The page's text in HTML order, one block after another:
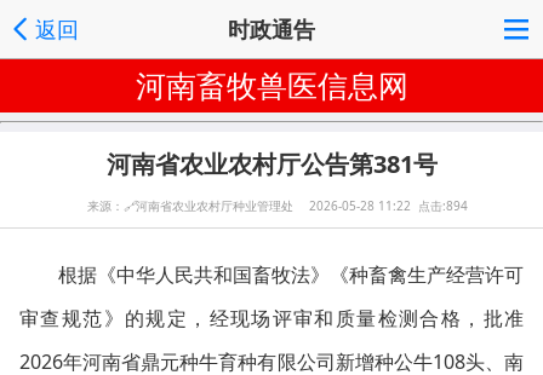
返回 时政通告
河南畜牧兽医信息网
河南省农业农村厅公告第381号
来源： 🔗河南省农业农村厅种业管理处 2026-05-28 11:22 点击:894
根据《中华人民共和国畜牧法》《种畜禽生产经营许可
审查规范》的规定，经现场评审和质量检测合格，批准
2026年河南省鼎元种牛育种有限公司新增种公牛108头、南